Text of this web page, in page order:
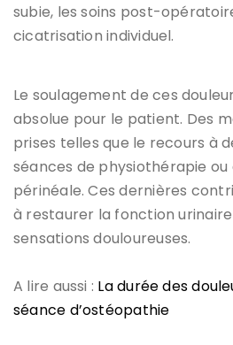
subie, les soins post-
cicatrisation individuel.
Le soulagement de ces
absolue pour le patient. Des
prises telles que le recours à
séances de physiothérapie
périnéale. Ces dernières
à restaurer la fonction
sensations douloureuses.
A lire aussi : La durée des
séance d’ostéopathie